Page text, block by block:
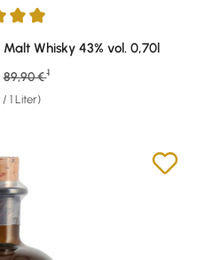
4.95 von 5 Sternen
Whisky 43% vol. 0,70l
1 Liter)
Verkaufspreis:
Regulärer Preis:
89,90 € 1